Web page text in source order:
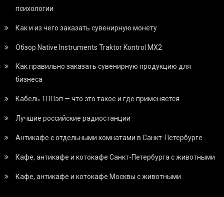
психологии
Как и из чего заказать сувенирную монету
Обзор Native Instruments Traktor Kontrol MX2
Как правильно заказать сувенирную продукцию для
бизнеса
Кабель ТППэп — что это такое и где применяется
Лучшие российские радиостанции
Антикафе с отдельными комнатами в Санкт-Петербурге
Кафе, антикафе и котокафе Санкт-Петербурга с животными
Кафе, антикафе и котокафе Москвы с животными